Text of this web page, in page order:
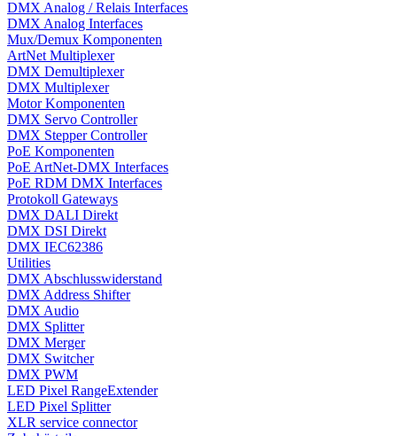
DMX Analog / Relais Interfaces
DMX Analog Interfaces
Mux/Demux Komponenten
ArtNet Multiplexer
DMX Demultiplexer
DMX Multiplexer
Motor Komponenten
DMX Servo Controller
DMX Stepper Controller
PoE Komponenten
PoE ArtNet-DMX Interfaces
PoE RDM DMX Interfaces
Protokoll Gateways
DMX DALI Direkt
DMX DSI Direkt
DMX IEC62386
Utilities
DMX Abschlusswiderstand
DMX Address Shifter
DMX Audio
DMX Splitter
DMX Merger
DMX Switcher
DMX PWM
LED Pixel RangeExtender
LED Pixel Splitter
XLR service connector